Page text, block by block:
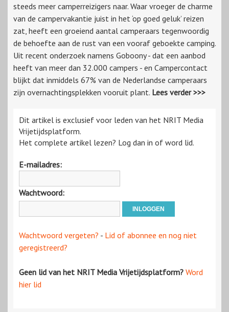
steeds meer camperreizigers naar. Waar vroeger de charme
van de campervakantie juist in het ‘op goed geluk’ reizen
zat, heeft een groeiend aantal camperaars tegenwoordig
de behoefte aan de rust van een vooraf geboekte camping.
Uit recent onderzoek namens Goboony - dat een aanbod
heeft van meer dan 32.000 campers - en Campercontact
blijkt dat inmiddels 67% van de Nederlandse camperaars
zijn overnachtingsplekken vooruit plant. Lees verder >>>
Dit artikel is exclusief voor leden van het NRIT Media
Vrijetijdsplatform.
Het complete artikel lezen? Log dan in of word lid.
E-mailadres:
Wachtwoord:
Wachtwoord vergeten? - Lid of abonnee en nog niet
geregistreerd?
Geen lid van het NRIT Media Vrijetijdsplatform? Word
hier lid